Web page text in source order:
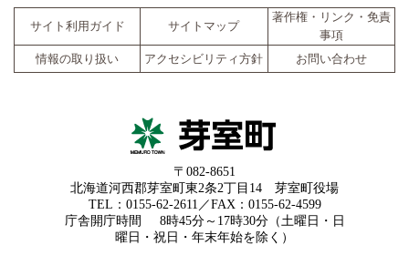
サイト利用ガイド サイトマップ
著作権・リンク・免責
事項
情報の取り扱い
アクセシビリティ方針 お問い合わせ
〒082-8651
北海道河西郡芽室町東2条2丁目14 芽室町役場
TEL：0155-62-2611／FAX：0155-62-4599
庁舎開庁時間
8時45分～17時30分（土曜日・日
曜日・祝日・年末年始を除く）